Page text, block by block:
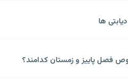
ها
پاییز و زمستان کدامند؟